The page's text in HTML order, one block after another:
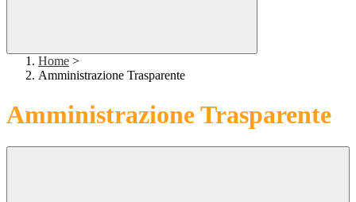
Home >
Amministrazione Trasparente
Amministrazione Trasparente